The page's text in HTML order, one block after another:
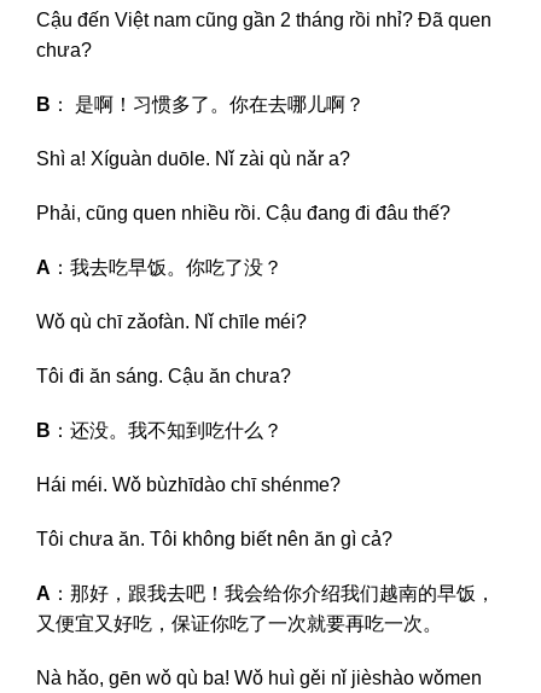
Cậu đến Việt nam cũng gần 2 tháng rồi nhỉ? Đã quen
chưa?
B ： 是啊！习惯多了。你在去哪儿啊？
Shì a! Xíguàn duōle. Nǐ zài qù nǎr a?
Phải, cũng quen nhiều rồi. Cậu đang đi đâu thế?
A ：我去吃早饭。你吃了没？
Wǒ qù chī zǎofàn. Nǐ chīle méi?
Tôi đi ăn sáng. Cậu ăn chưa?
B ：还没。我不知到吃什么？
Hái méi. Wǒ bùzhīdào chī shénme?
Tôi chưa ăn. Tôi không biết nên ăn gì cả?
A ：那好，跟我去吧！我会给你介绍我们越南的早饭，
又便宜又好吃，保证你吃了一次就要再吃一次。
Nà hǎo, gēn wǒ qù ba! Wǒ huì gěi nǐ jièshào wǒmen